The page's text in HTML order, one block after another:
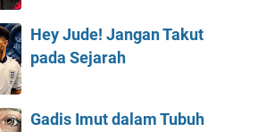
Hey Jude! Jangan Takut
pada Sejarah
Gadis Imut dalam Tubuh